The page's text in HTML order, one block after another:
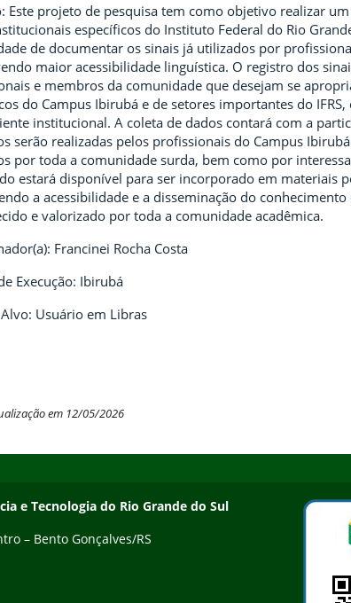
Este projeto de pesquisa tem como objetivo realizar
específicos do Instituto Federal do Rio
de documentar os sinais já utilizados por
maior acessibilidade linguística. O registro dos
e membros da comunidade que desejam se
do Campus Ibirubá e de setores importantes do
institucional. A coleta de dados contará com a
serão realizadas pelos profissionais do Campus
por toda a comunidade surda, bem como por
estará disponível para ser incorporado em materiais
a acessibilidade e a disseminação do
e valorizado por toda a comunidade acadêmica.
Francinei Rocha Costa
Execução: Ibirubá
Usuário em Libras
em 12/05/2026
e Tecnologia do Rio Grande do Sul
– Bento Gonçalves/RS